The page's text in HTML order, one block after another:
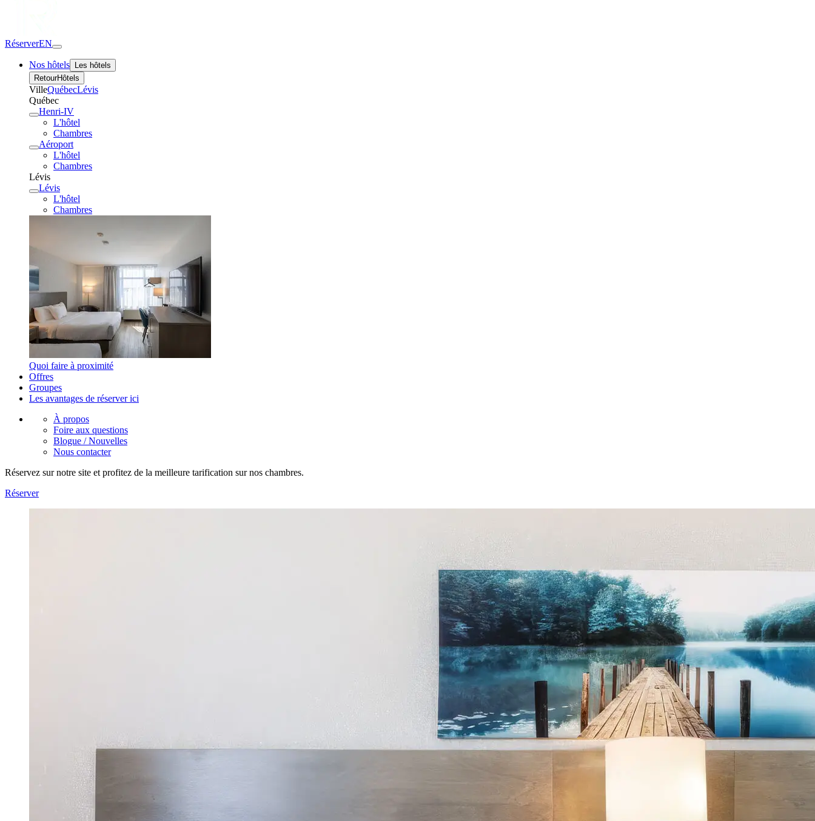
RéserverEN
Nos hôtels
Les hôtels
RetourHôtels
VilleQuébecLévis
Québec
Henri-IV
L'hôtel
Chambres
Aéroport
L'hôtel
Chambres
Lévis
Lévis
L'hôtel
Chambres
Quoi faire à proximité
Offres
Groupes
Les avantages de réserver ici
À propos
Foire aux questions
Blogue / Nouvelles
Nous contacter
Réservez sur notre site et profitez de la meilleure tarification sur nos chambres.
Réserver